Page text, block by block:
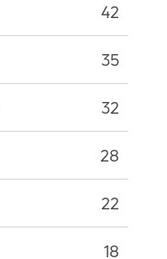
42
35
32
28
22
18